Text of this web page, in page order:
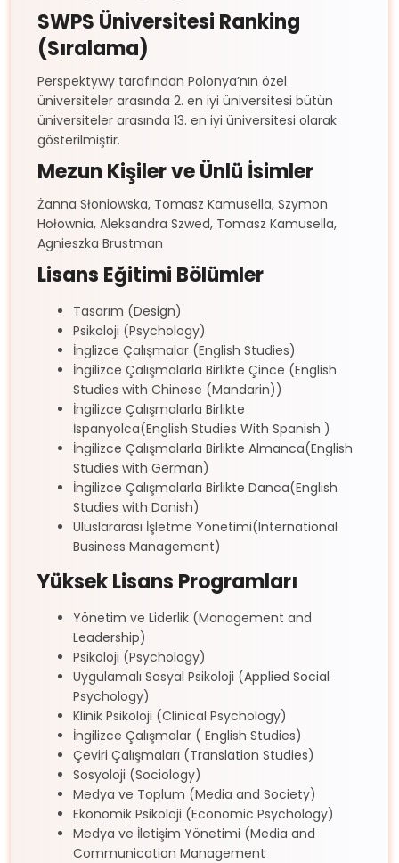
SWPS Üniversitesi Ranking
(Sıralama)
Perspektywy tarafından Polonya’nın özel
üniversiteler arasında 2. en iyi üniversitesi bütün
üniversiteler arasında 13. en iyi üniversitesi olarak
gösterilmiştir.
Mezun Kişiler ve Ünlü İsimler
Żanna Słoniowska, Tomasz Kamusella, Szymon
Hołownia, Aleksandra Szwed, Tomasz Kamusella,
Agnieszka Brustman
Lisans Eğitimi Bölümler
Tasarım (Design)
Psikoloji (Psychology)
İnglizce Çalışmalar (English Studies)
İngilizce Çalışmalarla Birlikte Çince (English
Studies with Chinese (Mandarin))
İngilizce Çalışmalarla Birlikte
İspanyolca(English Studies With Spanish )
İngilizce Çalışmalarla Birlikte Almanca(English
Studies with German)
İngilizce Çalışmalarla Birlikte Danca(English
Studies with Danish)
Uluslararası İşletme Yönetimi(International
Business Management)
Yüksek Lisans Programları
Yönetim ve Liderlik (Management and
Leadership)
Psikoloji (Psychology)
Uygulamalı Sosyal Psikoloji (Applied Social
Psychology)
Klinik Psikoloji (Clinical Psychology)
İngilizce Çalışmalar ( English Studies)
Çeviri Çalışmaları (Translation Studies)
Sosyoloji (Sociology)
Medya ve Toplum (Media and Society)
Ekonomik Psikoloji (Economic Psychology)
Medya ve İletişim Yönetimi (Media and
Communication Management